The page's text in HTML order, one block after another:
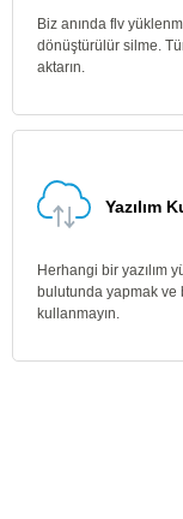
Biz anında flv
dönüştürülür silme.
aktarın.
Yazılım
Herhangi bir yazılım
bulutunda yapmak ve
kullanmayın.